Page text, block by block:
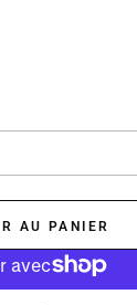
AU PANIER